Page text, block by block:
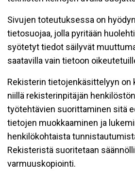
Sivujen toteutuksessa on
tietosuojaa, jolla pyritään
syötetyt tiedot säilyvät
saatavilla vain tietoon
Rekisterin tietojenkäsittelyyn on
niillä rekisterinpitäjän
työtehtävien suorittaminen sitä
tietojen muokkaaminen ja
henkilökohtaista
Rekisteristä suoritetaan
varmuuskopiointi.